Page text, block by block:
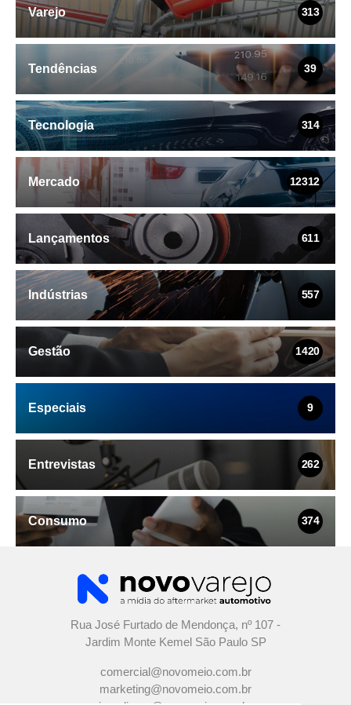
Varejo 313
Tendências 39
Tecnologia 314
Mercado 12312
Lançamentos 611
Indústrias 557
Gestão 1420
Especiais 9
Entrevistas 262
Consumo 374
Rua José Furtado de Mendonça, nº 107 -
Jardim Monte Kemel São Paulo SP
comercial@novomeio.com.br
marketing@novomeio.com.br